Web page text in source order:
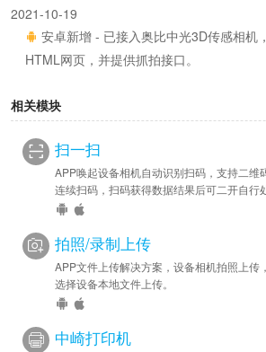
2021-10-19
安卓新增 - 已接入奥比中光3D传感相机
HTML网页，并提供抓拍接口。
相关模块
扫一扫
APP唤起设备相机自动识别扫码，支持二维
连续扫码，扫码获得数据结果后可二开自行
拍照/录制上传
APP文件上传解决方案，设备相机拍照上传
选择设备本地文件上传。
中崎打印机